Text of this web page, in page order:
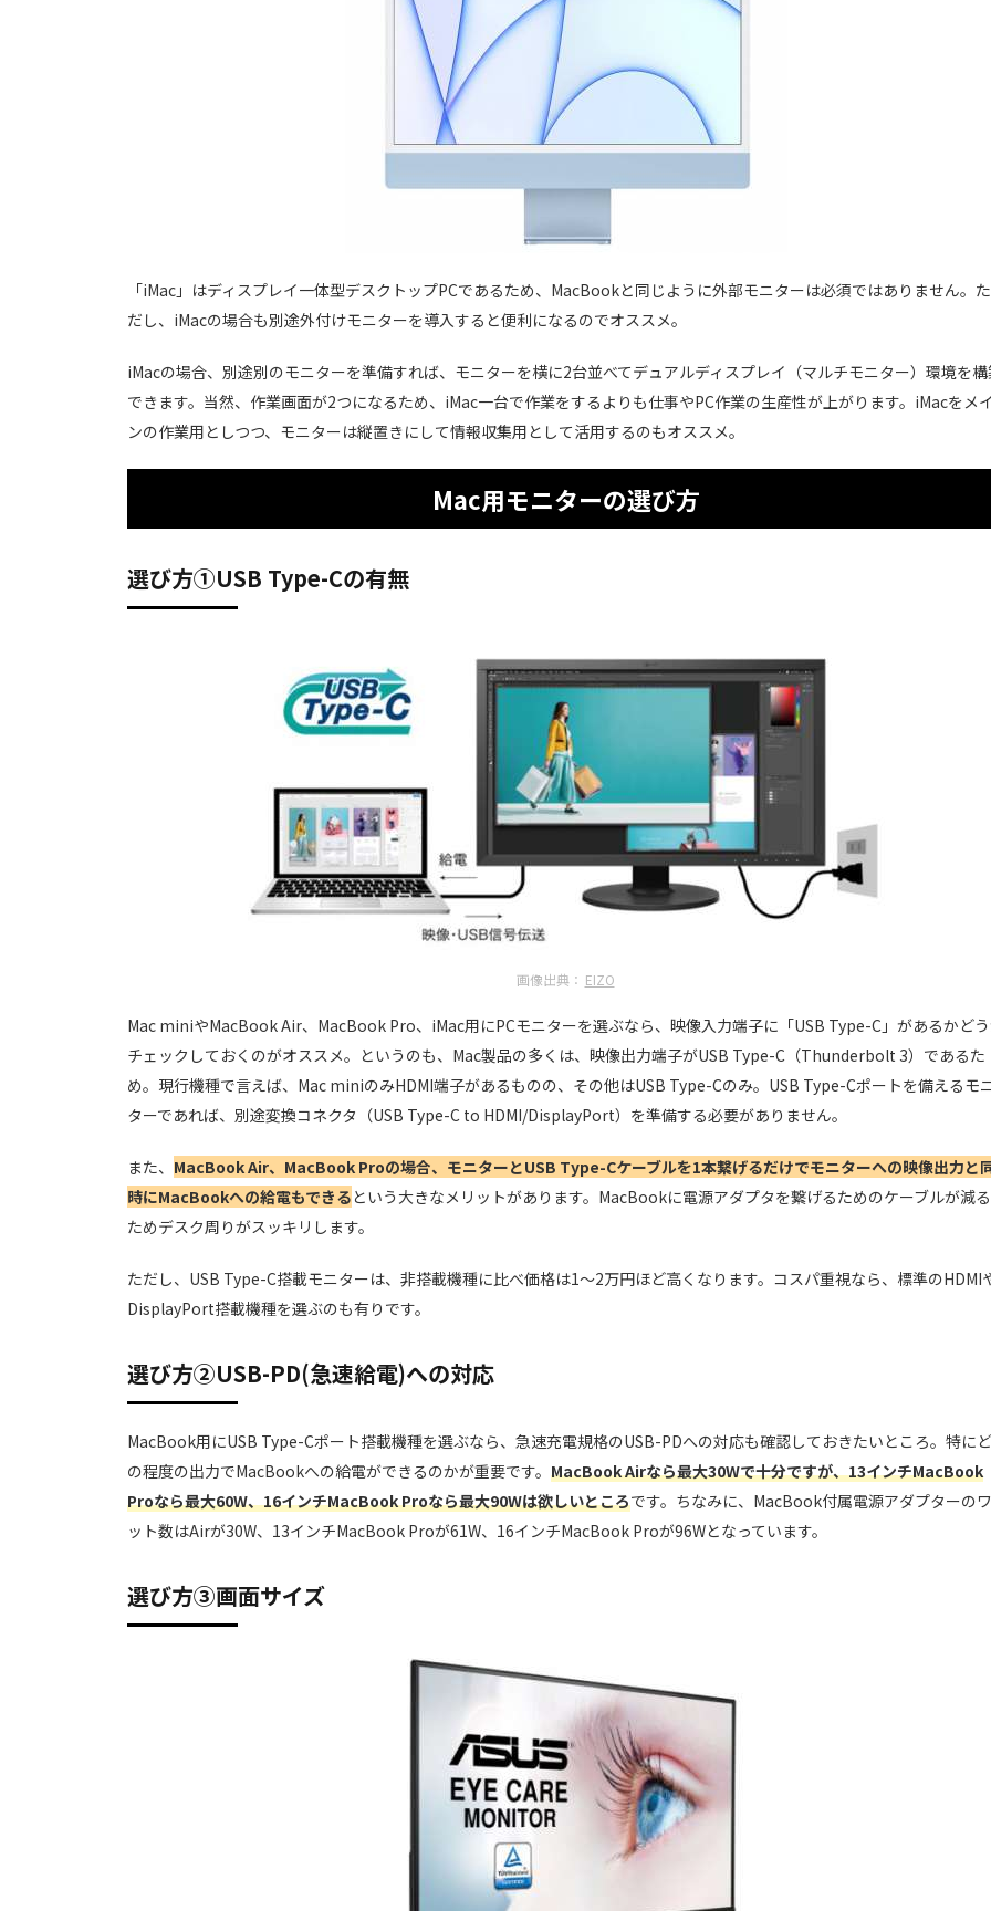
「iMac」はディスプレイ一体型デスクトップPCであるため、MacBookと同じように外部モニターは必須ではありません。た
だし、iMacの場合も別途外付けモニターを導入すると便利になるのでオススメ。
iMacの場合、別途別のモニターを準備すれば、モニターを横に2台並べてデュアルディスプレイ（マルチモニター）環境を
できます。当然、作業画面が2つになるため、iMac一台で作業をするよりも仕事やPC作業の生産性が上がります。iMacをメ
ンの作業用としつつ、モニターは縦置きにして情報収集用として活用するのもオススメ。
Mac用モニターの選び方
選び方①USB Type-Cの有無
画像出典： EIZO
Mac miniやMacBook Air、MacBook Pro、iMac用にPCモニターを選ぶなら、映像入力端子に「USB Type-C」があるかど
チェックしておくのがオススメ。というのも、Mac製品の多くは、映像出力端子がUSB Type-C（Thunderbolt 3）であるた
め。現行機種で言えば、Mac miniのみHDMI端子があるものの、その他はUSB Type-Cのみ。USB Type-Cポートを備えるモ
ターであれば、別途変換コネクタ（USB Type-C to HDMI/DisplayPort）を準備する必要がありません。
また、 MacBook Air、MacBook Proの場合、モニターとUSB Type-Cケーブルを1本繋げるだけでモニターへの映像出力と
時にMacBookへの給電もできるという大きなメリットがあります。MacBookに電源アダプタを繋げるためのケーブルが減る
ためデスク周りがスッキリします。
ただし、USB Type-C搭載モニターは、非搭載機種に比べ価格は1～2万円ほど高くなります。コスパ重視なら、標準のHDMI
DisplayPort搭載機種を選ぶのも有りです。
選び方②USB-PD(急速給電)への対応
MacBook用にUSB Type-Cポート搭載機種を選ぶなら、急速充電規格のUSB-PDへの対応も確認しておきたいところ。特にど
の程度の出力でMacBookへの給電ができるのかが重要です。 MacBook Airなら最大30Wで十分ですが、13インチMacBook
Proなら最大60W、16インチMacBook Proなら最大90Wは欲しいところです。ちなみに、MacBook付属電源アダプターのワ
ット数はAirが30W、13インチMacBook Proが61W、16インチMacBook Proが96Wとなっています。
選び方③画面サイズ